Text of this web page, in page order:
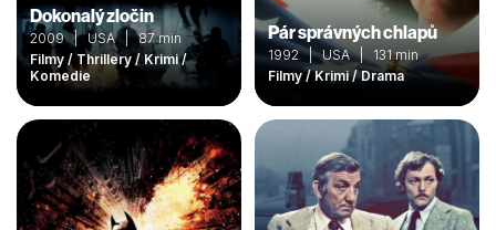
Dokonalý zločin
2009 | USA | 87 min
Filmy / Thrillery / Krimi /
Komedie
Pár správných chlapů
1992 | USA | 131 min
Filmy / Krimi / Drama